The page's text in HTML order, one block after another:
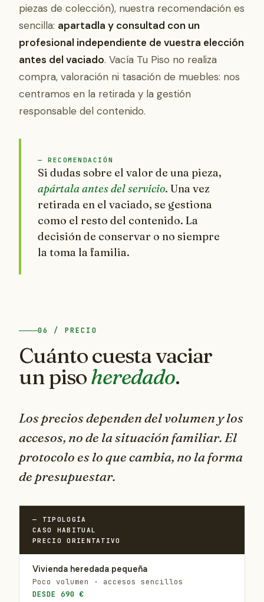
piezas de colección), nuestra recomendación es
sencilla: apartadla y consultad con un
profesional independiente de vuestra elección
antes del vaciado. Vacía Tu Piso no realiza
compra, valoración ni tasación de muebles: nos
centramos en la retirada y la gestión
responsable del contenido.
— RECOMENDACIÓN
Si dudas sobre el valor de una pieza,
apártala antes del servicio. Una vez
retirada en el vaciado, se gestiona
como el resto del contenido. La
decisión de conservar o no siempre
la toma la familia.
06 / PRECIO
Cuánto cuesta vaciar
un pisoheredado.
Los precios dependen del volumen y los
accesos, no de la situación familiar.El
protocolo es lo que cambia, no la forma
de presupuestar.
— TIPOLOGÍA
CASO HABITUAL
PRECIO ORIENTATIVO
Vivienda heredada pequeña
Poco volumen · accesos sencillos
DESDE 690 €